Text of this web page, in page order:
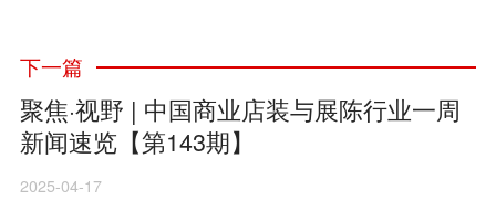
下一篇
聚焦·视野 | 中国商业店装与展陈行业一周
新闻速览【第143期】
2025-04-17